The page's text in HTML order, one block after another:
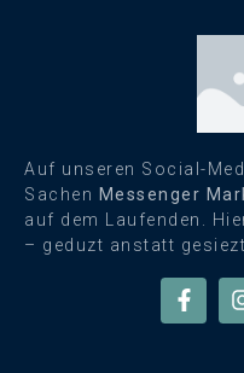
Auf unseren Social-
Sachen Messenger
auf dem Laufenden.
– geduzt anstatt gesiezt.